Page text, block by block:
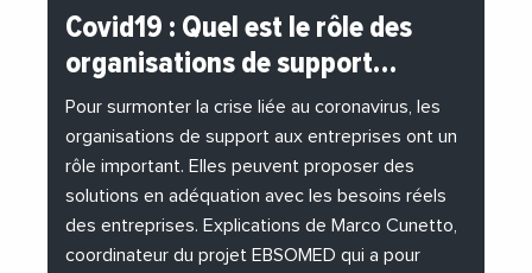
#BuzzNews
#Decideurs
#EchangesMediterraneens
#EnDirectDe
#Entreprises
#Institutions
#PhotosEtVideos
Covid19 : Quel est le rôle des
organisations de support…
Pour surmonter la crise liée au coronavirus, les
organisations de support aux entreprises ont un
rôle important. Elles peuvent proposer des
solutions en adéquation avec les besoins réels
des entreprises. Explications de Marco Cunetto,
coordinateur du projet EBSOMED qui a pour